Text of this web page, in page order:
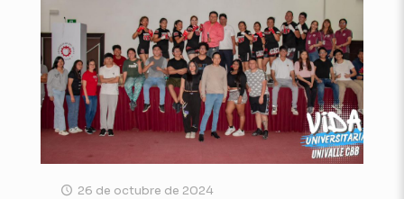
26 de octubre de 2024